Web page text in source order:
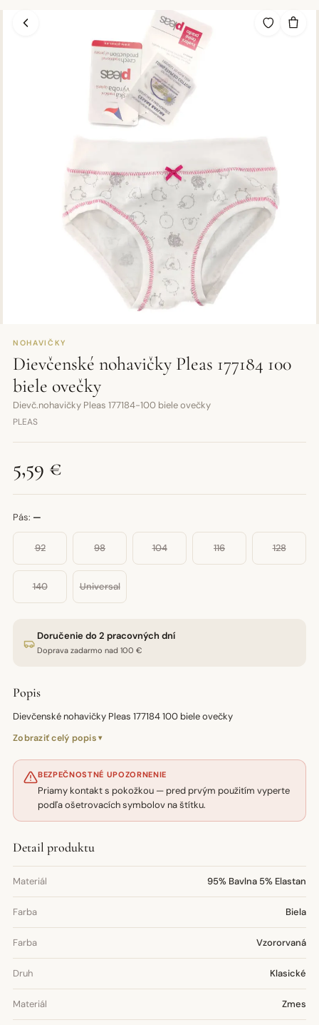
NOHAVIČKY
Dievčenské nohavičky Pleas 177184 100
biele ovečky
Dievč.nohavičky Pleas 177184-100 biele ovečky
PLEAS
5,59 €
Pás: —
92 98 104 116 128
140 Universal
Doručenie do 2 pracovných dní
Doprava zadarmo nad 100 €
Popis
Dievčenské nohavičky Pleas 177184 100 biele ovečky
Zobraziť celý popis
BEZPEČNOSTNÉ UPOZORNENIE
Priamy kontakt s pokožkou — pred prvým použitím vyperte
podľa ošetrovacích symbolov na štítku.
Detail produktu
Materiál 95% Bavlna 5% Elastan
Farba Biela
Farba Vzororvaná
Druh Klasické
Materiál Zmes